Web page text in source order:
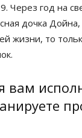
Через год на
дочка Дойна,
жизни, то
вам